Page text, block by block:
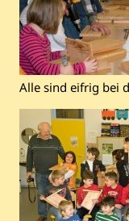
Alle sind eifrig bei